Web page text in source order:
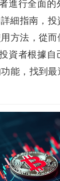
進行全面的
細指南，
方法，從
資者根據自
能，找到